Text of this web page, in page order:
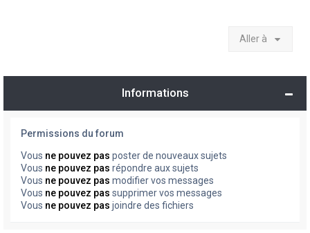
Aller à
Informations
Permissions du forum
Vous ne pouvez pas poster de nouveaux sujets
Vous ne pouvez pas répondre aux sujets
Vous ne pouvez pas modifier vos messages
Vous ne pouvez pas supprimer vos messages
Vous ne pouvez pas joindre des fichiers